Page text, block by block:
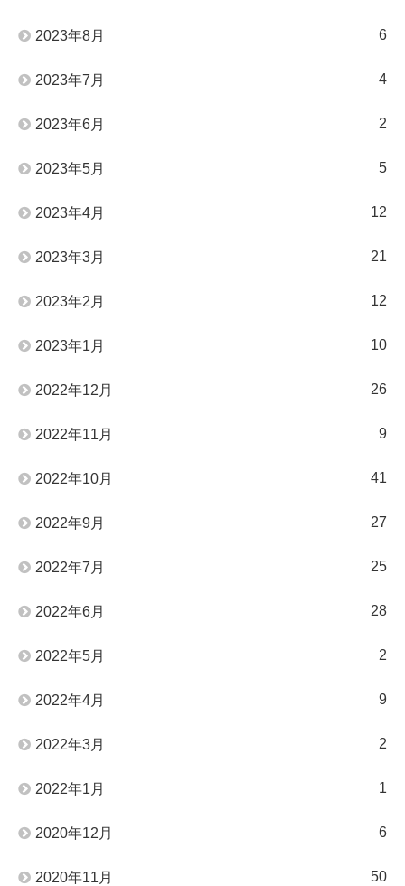
2023年8月 6
2023年7月 4
2023年6月 2
2023年5月 5
2023年4月 12
2023年3月 21
2023年2月 12
2023年1月 10
2022年12月 26
2022年11月 9
2022年10月 41
2022年9月 27
2022年7月 25
2022年6月 28
2022年5月 2
2022年4月 9
2022年3月 2
2022年1月 1
2020年12月 6
2020年11月 50